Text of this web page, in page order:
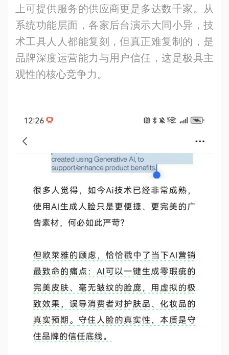
上可提供服务的供应商更是多达数千家。从
系统功能层面，各家后台演示大同小异，技
术工具人人都能复刻，但真正难复制的，是
品牌深度运营能力与用户信任，这是极具主
观性的核心竞争力。